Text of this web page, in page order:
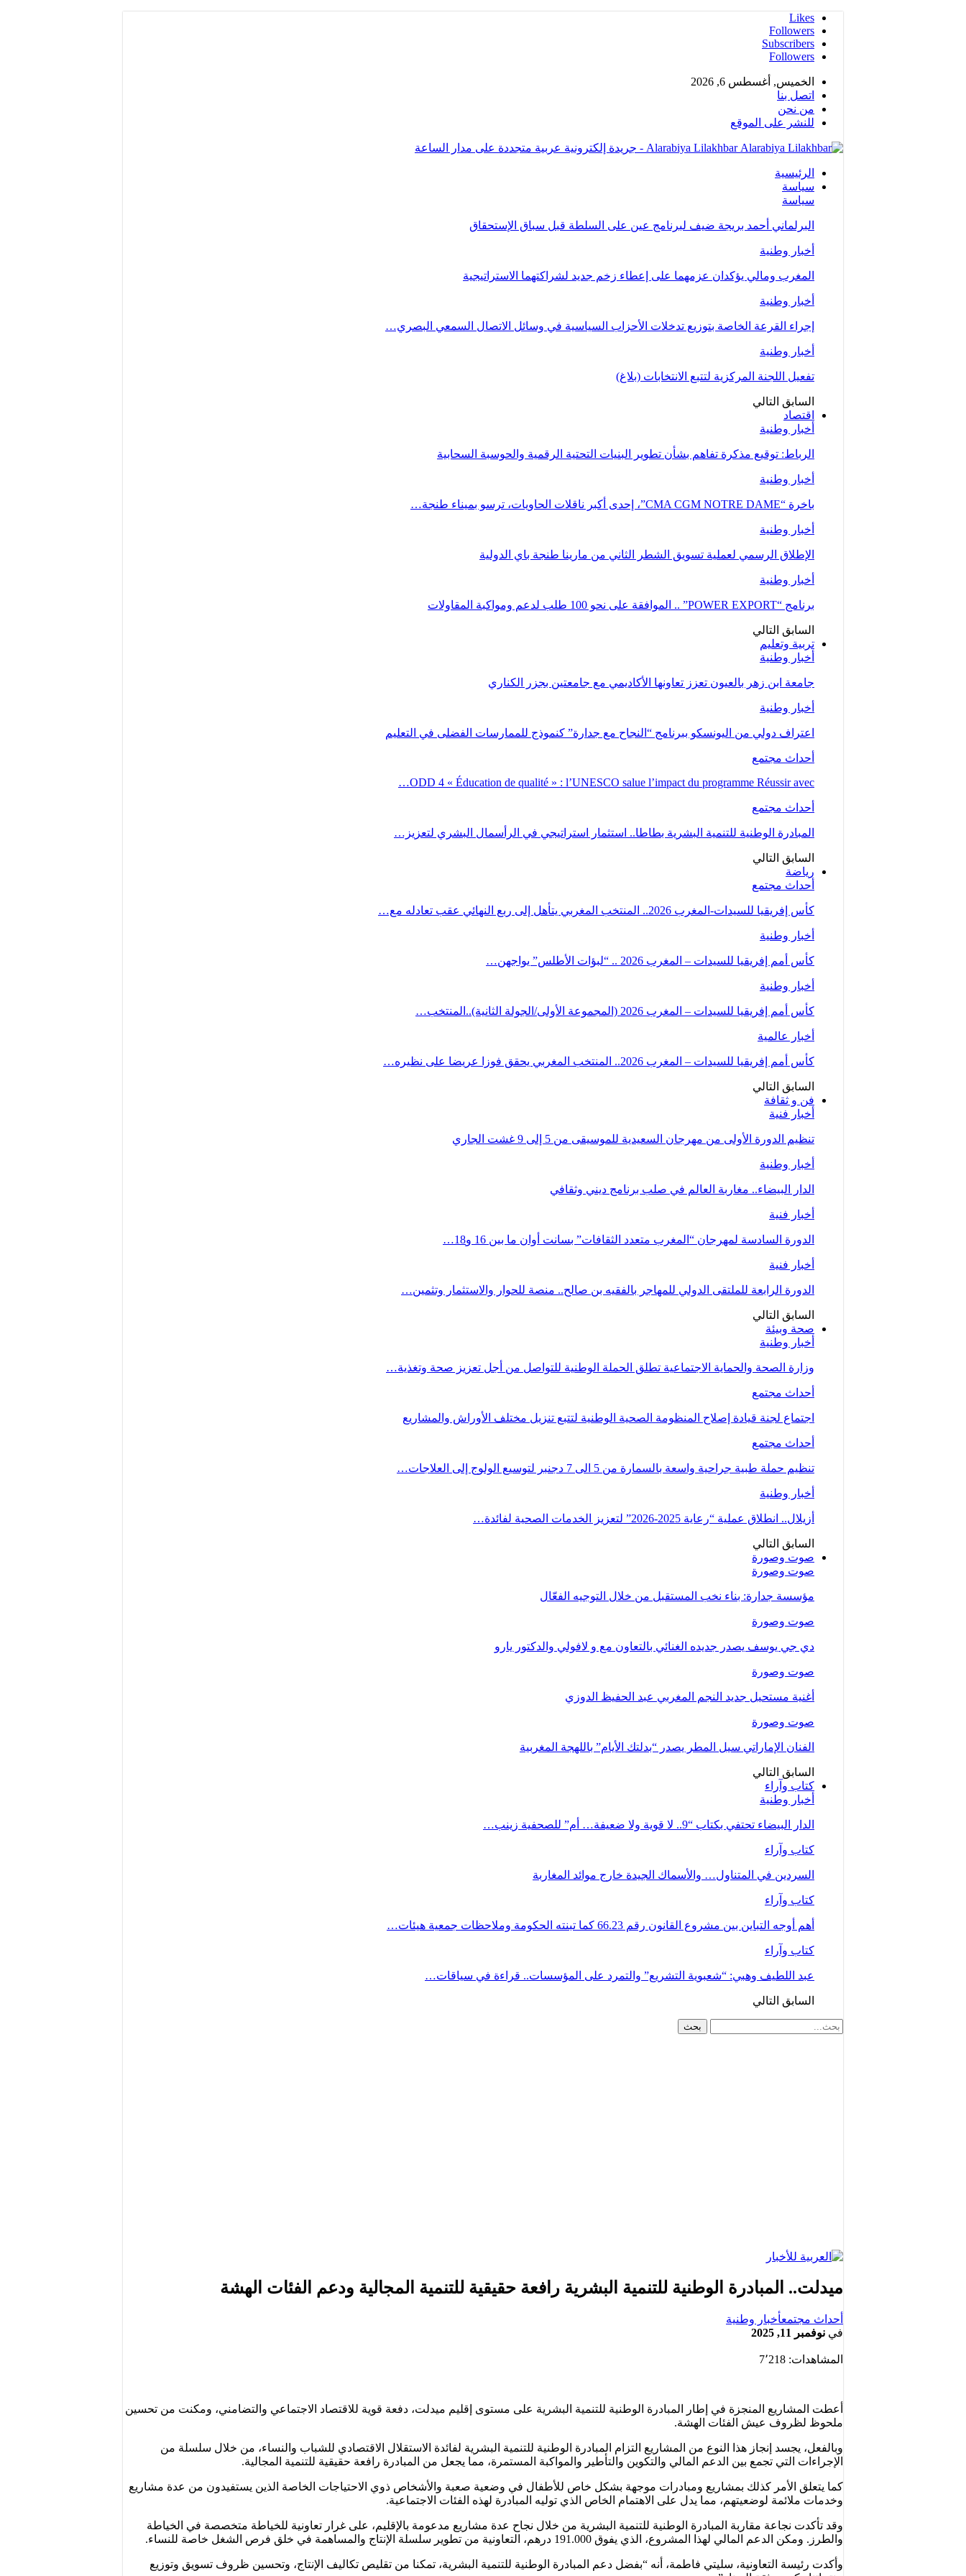
Likes
Followers
Subscribers
Followers
الخميس, أغسطس 6, 2026
اتصل بنا
من نحن
للنشر على الموقع
Alarabiya Lilakhbar - جريدة إلكترونية عربية متجددة على مدار الساعة
الرئيسية
سياسة
سياسة
البرلماني أحمد بريجة ضيف لبرنامج عين على السلطة قبل سباق الإستحقاق
أخبار وطنية
المغرب ومالي يؤكدان عزمهما على إعطاء زخم جديد لشراكتهما الاستراتيجية
أخبار وطنية
إجراء القرعة الخاصة بتوزيع تدخلات الأحزاب السياسية في وسائل الاتصال السمعي البصري…
أخبار وطنية
تفعيل اللجنة المركزية لتتبع الانتخابات (بلاغ)
السابق التالي
اقتصاد
أخبار وطنية
الرباط: توقيع مذكرة تفاهم بشأن تطوير البنيات التحتية الرقمية والحوسبة السحابية
أخبار وطنية
باخرة “CMA CGM NOTRE DAME”، إحدى أكبر ناقلات الحاويات، ترسو بميناء طنجة…
أخبار وطنية
الإطلاق الرسمي لعملية تسويق الشطر الثاني من مارينا طنجة باي الدولية
أخبار وطنية
برنامج “POWER EXPORT” .. الموافقة على نحو 100 طلب لدعم ومواكبة المقاولات
السابق التالي
تربية وتعليم
أخبار وطنية
جامعة ابن زهر بالعيون تعزز تعاونها الأكاديمي مع جامعتين بجزر الكناري
أخبار وطنية
اعتراف دولي من اليونسكو ببرنامج “النجاح مع جدارة” كنموذج للممارسات الفضلى في التعليم
أحداث مجتمع
ODD 4 « Éducation de qualité » : l’UNESCO salue l’impact du programme Réussir avec…
أحداث مجتمع
المبادرة الوطنية للتنمية البشرية بطاطا.. استثمار استراتيجي في الرأسمال البشري لتعزيز…
السابق التالي
رياضة
أحداث مجتمع
كأس إفريقيا للسيدات-المغرب 2026.. المنتخب المغربي يتأهل إلى ربع النهائي عقب تعادله مع…
أخبار وطنية
كأس أمم إفريقيا للسيدات – المغرب 2026 .. “لبؤات الأطلس” يواجهن…
أخبار وطنية
كأس أمم إفريقيا للسيدات – المغرب 2026 (المجموعة الأولى/الجولة الثانية)..المنتخب…
أخبار عالمية
كأس أمم إفريقيا للسيدات – المغرب 2026.. المنتخب المغربي يحقق فوزا عريضا على نظيره…
السابق التالي
فن و ثقافة
أخبار فنية
تنظيم الدورة الأولى من مهرجان السعيدية للموسيقى من 5 إلى 9 غشت الجاري
أخبار وطنية
الدار البيضاء.. مغاربة العالم في صلب برنامج ديني وثقافي
أخبار فنية
الدورة السادسة لمهرجان “المغرب متعدد الثقافات” بسانت أوان ما بين 16 و18…
أخبار فنية
الدورة الرابعة للملتقى الدولي للمهاجر بالفقيه بن صالح.. منصة للحوار والاستثمار وتثمين…
السابق التالي
صحة وبيئة
أخبار وطنية
وزارة الصحة والحماية الاجتماعية تطلق الحملة الوطنية للتواصل من أجل تعزيز صحة وتغذية…
أحداث مجتمع
اجتماع لجنة قيادة إصلاح المنظومة الصحية الوطنية لتتبع تنزيل مختلف الأوراش والمشاريع
أحداث مجتمع
تنظيم حملة طبية جراحية واسعة بالسمارة من 5 الى 7 دجنبر لتوسيع الولوج إلى العلاجات…
أخبار وطنية
أزيلال.. انطلاق عملية “رعاية 2025-2026” لتعزيز الخدمات الصحية لفائدة…
السابق التالي
صوت وصورة
صوت وصورة
مؤسسة جدارة: بناء نخب المستقبل من خلال التوجيه الفعّال
صوت وصورة
دي جي يوسف يصدر جديده الغنائي بالتعاون مع و لافولي والدكتور يارو
صوت وصورة
أغنية مستحيل جديد النجم المغربي عبد الحفيظ الدوزي
صوت وصورة
الفنان الإماراتي سيل المطر يصدر “بدلتك الأيام” باللهجة المغربية
السابق التالي
كتاب وآراء
أخبار وطنية
الدار البيضاء تحتفي بكتاب “9.. لا قوية ولا ضعيفة… أم” للصحفية زينب…
كتاب وآراء
السردين في المتناول… والأسماك الجيدة خارج موائد المغاربة
كتاب وآراء
أهم أوجه التباين بين مشروع القانون رقم 66.23 كما تبنته الحكومة وملاحظات جمعية هيئات…
كتاب وآراء
عبد اللطيف وهبي: “شعبوية التشريع” والتمرد على المؤسسات.. قراءة في سياقات…
السابق التالي
ميدلت.. المبادرة الوطنية للتنمية البشرية رافعة حقيقية للتنمية المجالية ودعم الفئات الهشة
أحداث مجتمعأخبار وطنية
في نوفمبر 11, 2025
المشاهدات: 7٬218
أعطت المشاريع المنجزة في إطار المبادرة الوطنية للتنمية البشرية على مستوى إقليم ميدلت، دفعة قوية للاقتصاد الاجتماعي والتضامني، ومكنت من تحسين
ملحوظ لظروف عيش الفئات الهشة.
وبالفعل، يجسد إنجاز هذا النوع من المشاريع التزام المبادرة الوطنية للتنمية البشرية لفائدة الاستقلال الاقتصادي للشباب والنساء، من خلال سلسلة من
الإجراءات التي تجمع بين الدعم المالي والتكوين والتأطير والمواكبة المستمرة، مما يجعل من المبادرة رافعة حقيقية للتنمية المجالية.
كما يتعلق الأمر كذلك بمشاريع ومبادرات موجهة بشكل خاص للأطفال في وضعية صعبة والأشخاص ذوي الاحتياجات الخاصة الذين يستفيدون من عدة مشاريع
وخدمات ملائمة لوضعيتهم، مما يدل على الاهتمام الخاص الذي توليه المبادرة لهذه الفئات الاجتماعية.
وقد تأكدت نجاعة مقاربة المبادرة الوطنية للتنمية البشرية من خلال نجاح عدة مشاريع مدعومة بالإقليم، على غرار تعاونية للخياطة متخصصة في الخياطة
والطرز. ومكن الدعم المالي لهذا المشروع، الذي يفوق 191.000 درهم، التعاونية من تطوير سلسلة الإنتاج والمساهمة في خلق فرص الشغل خاصة للنساء.
وأكدت رئيسة التعاونية، سليتي فاطمة، أنه “بفضل دعم المبادرة الوطنية للتنمية البشرية، تمكنا من تقليص تكاليف الإنتاج، وتحسين ظروف تسويق وتوزيع